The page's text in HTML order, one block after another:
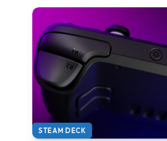
STEAM DECK